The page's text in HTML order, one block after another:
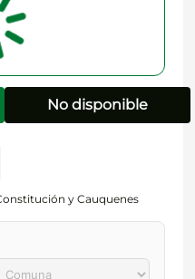
No disponible
y Cauquenes